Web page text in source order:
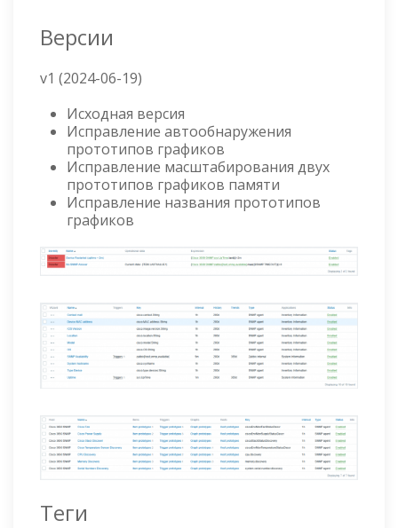
Версии
v1 (2024-06-19)
Исходная версия
Исправление автообнаружения
прототипов графиков
Исправление масштабирования двух
прототипов графиков памяти
Исправление названия прототипов
графиков
Теги